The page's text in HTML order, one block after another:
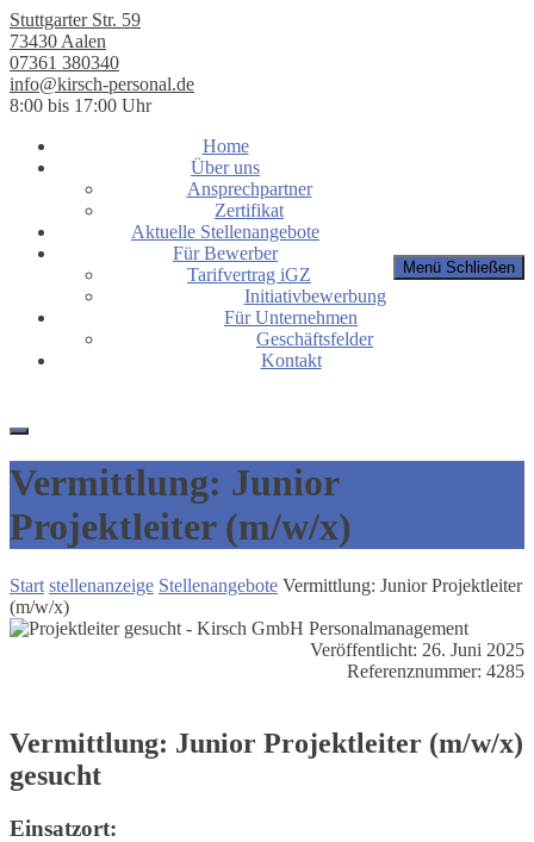
Stuttgarter Str. 59
73430 Aalen
07361 380340
info@kirsch-personal.de
8:00 bis 17:00 Uhr
Menü Schließen
Home
Über uns
Ansprechpartner
Zertifikat
Aktuelle Stellenangebote
Für Bewerber
Tarifvertrag iGZ
Initiativbewerbung
Für Unternehmen
Geschäftsfelder
Kontakt
Vermittlung: Junior
Projektleiter (m/w/x)
Start stellenanzeige Stellenangebote Vermittlung: Junior Projektleiter
(m/w/x)
Veröffentlicht: 26. Juni 2025
Referenznummer: 4285
Vermittlung: Junior Projektleiter (m/w/x)
gesucht
Einsatzort: